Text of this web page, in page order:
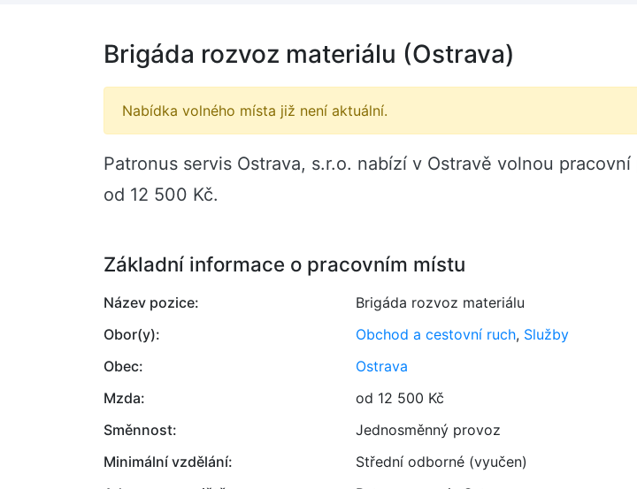
Brigáda rozvoz materiálu (Ostrava)
Nabídka volného místa již není aktuální.
Patronus servis Ostrava, s.r.o. nabízí v Ostravě volnou
od 12 500 Kč.
Základní informace o pracovním místu
Název pozice:
Brigáda rozvoz materiálu
Obor(y):
Obchod a cestovní ruch, Služby
Obec:
Ostrava
Mzda:
od 12 500 Kč
Směnnost:
Jednosměnný provoz
Minimální vzdělání:
Střední odborné (vyučen)